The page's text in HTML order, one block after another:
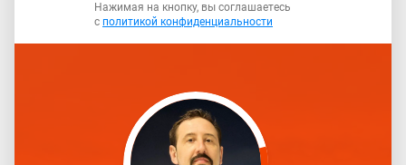
Нажимая на кнопку, вы соглашаетесь
с политикой конфиденциальности